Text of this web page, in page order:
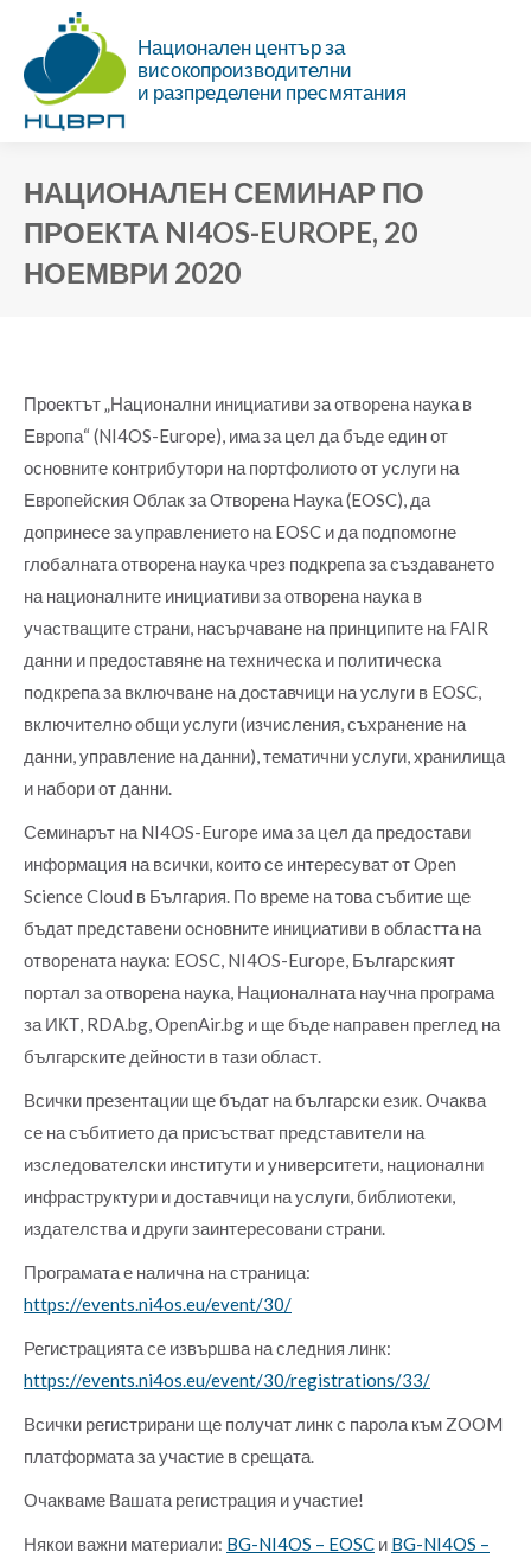
Национален център за
високопроизводителни
и разпределени пресмятания
НАЦИОНАЛЕН СЕМИНАР ПО
ПРОЕКТА NI4OS-EUROPE, 20
НОЕМВРИ 2020
Проектът „Национални инициативи за отворена наука в
Европа“ (NI4OS-Europe), има за цел да бъде един от
основните контрибутори на портфолиото от услуги на
Европейския Облак за Отворена Наука (EOSC), да
допринесе за управлението на EOSC и да подпомогне
глобалната отворена наука чрез подкрепа за създаването
на националните инициативи за отворена наука в
участващите страни, насърчаване на принципите на FAIR
данни и предоставяне на техническа и политическа
подкрепа за включване на доставчици на услуги в EOSC,
включително общи услуги (изчисления, съхранение на
данни, управление на данни), тематични услуги, хранилища
и набори от данни.
Семинарът на NI4OS-Europe има за цел да предостави
информация на всички, които се интересуват от Open
Science Cloud в България. По време на това събитие ще
бъдат представени основните инициативи в областта на
отворената наука: EOSC, NI4OS-Europe, Българският
портал за отворена наука, Националната научна програма
за ИКТ, RDA.bg, OpenAir.bg и ще бъде направен преглед на
българските дейности в тази област.
Всички презентации ще бъдат на български език. Очаква
се на събитието да присъстват представители на
изследователски институти и университети, национални
инфраструктури и доставчици на услуги, библиотеки,
издателства и други заинтересовани страни.
Програмата е налична на страница:
https://events.ni4os.eu/event/30/
Регистрацията се извършва на следния линк:
https://events.ni4os.eu/event/30/registrations/33/
Всички регистрирани ще получат линк с парола към ZOOM
платформата за участие в срещата.
Очакваме Вашата регистрация и участие!
Някои важни материали: BG-NI4OS – EOSC и BG-NI4OS –